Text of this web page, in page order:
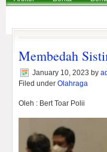
Membedah
January 10, 2023 by
Filed under Olahraga
Oleh : Bert Toar Polii